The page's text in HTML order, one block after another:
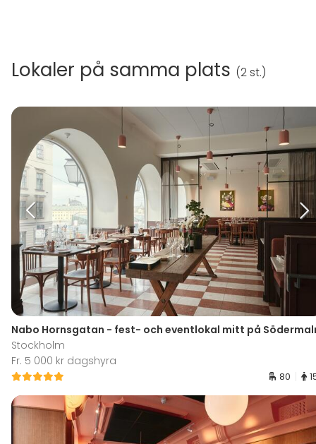
Lokaler på samma plats (2 st.)
Nabo Hornsgatan - fest- och eventlokal mitt på
Stockholm
Fr. 5 000 kr dagshyra
80